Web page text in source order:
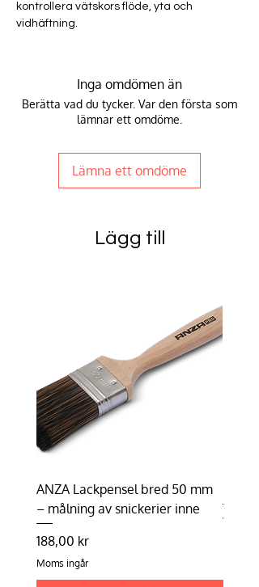
kontrollera vätskors flöde, yta och
vidhäftning.
Inga omdömen än
Berätta vad du tycker. Var den första som
lämnar ett omdöme.
Lämna ett omdöme
Lägg till
ANZA Lackpensel bred 50 mm
– målning av snickerier inne
Pris
188,00 kr
Moms ingår
Pris
198,75